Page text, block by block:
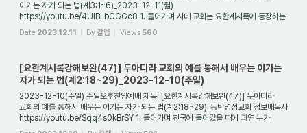
이기는 자가 되는 법(계3:1~6)_2023-12-11(월)
https://youtu.be/4UIBLbGGGc8 1. 들어가며 사데 교회는 요한계시록에 등장하는
소아시아에 있는 일곱 교회들 가운데 다섯 번째...
Date 2023.12.11 By갈렙 Views 560
[요한계시록강해보완(47)] 두아디라 교회의 예를 통해서 배우는 이기는
자가 되는 법(계2:18~29)_2023-12-10(주일)
2023-12-10(주일) 주일오후찬양예배 제목: [요한계시록강해보완(47)] 두아디라
교회의 예를 통해서 배우는 이기는 자가 되는 법(계2:18~29)_동탄명성교회 정보배목사
https://youtu.be/Sqq4s0kBrSY 1. 들어가며 천국에 들어갔을 때에 과연 누가
왕노릇하는 사...